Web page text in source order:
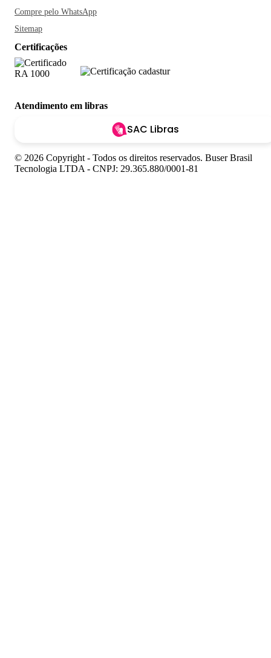
Compre pelo WhatsApp
Sitemap
Certificações
Atendimento em libras
SAC Libras
© 2026 Copyright - Todos os direitos reservados. Buser Brasil
Tecnologia LTDA - CNPJ: 29.365.880/0001-81